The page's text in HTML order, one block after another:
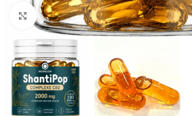
Cliquez pour agrandir